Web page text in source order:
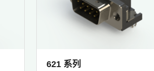
621 系列